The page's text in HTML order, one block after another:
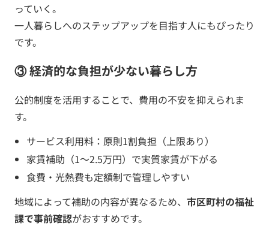
っていく。
一人暮らしへのステップアップを目指す人にもぴったり
です。
③ 経済的な負担が少ない暮らし方
公的制度を活用することで、費用の不安を抑えられま
す。
サービス利用料：原則1割負担（上限あり）
家賃補助（1〜2.5万円）で実質家賃が下がる
食費・光熱費も定額制で管理しやすい
地域によって補助の内容が異なるため、 市区町村の福祉
課で事前確認がおすすめです。